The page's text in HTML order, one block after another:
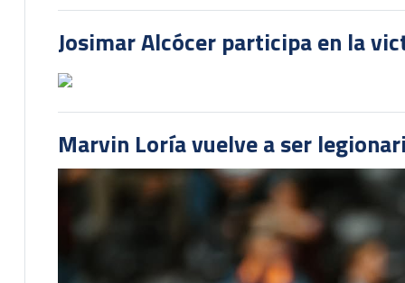
Josimar Alcócer participa en la
Marvin Loría vuelve a ser